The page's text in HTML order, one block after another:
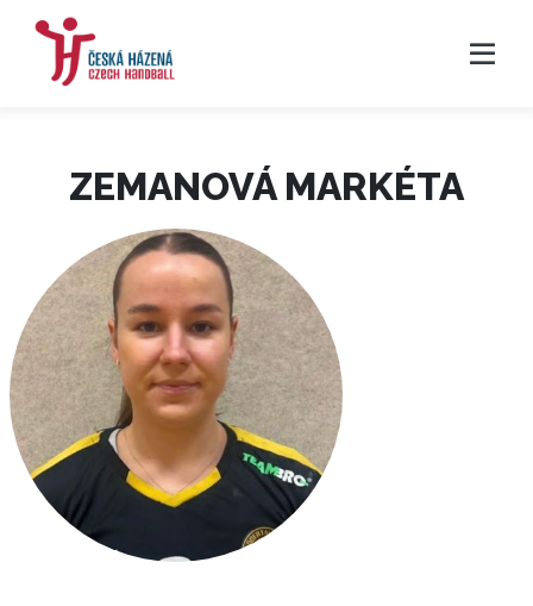
ZEMANOVÁ MARKÉTA